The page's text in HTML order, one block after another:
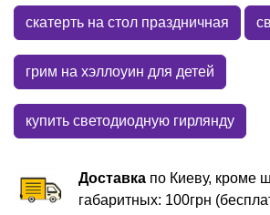
скатерть на стол праздничная
грим на хэллоуин для детей
купить светодиодную гирлянду
Доставка по Киеву, кроме
габаритных: 100грн